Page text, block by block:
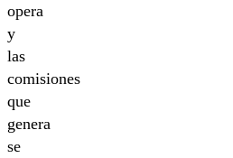
opera
y
las
comisiones
que
genera
se